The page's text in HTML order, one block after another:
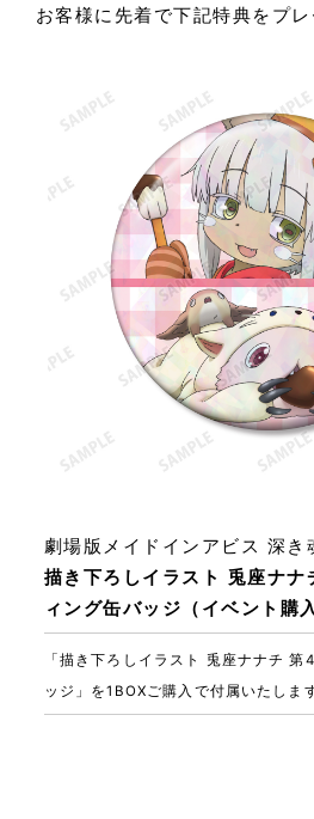
お客様に先着で下記特典をプレ
描き下ろしイラスト 兎座ナ
ィング缶バッジ（イベント購
劇場版メイドインアビス 深き
「描き下ろしイラスト 兎座ナナチ
ッジ」を1BOXご購入で付属いたしま